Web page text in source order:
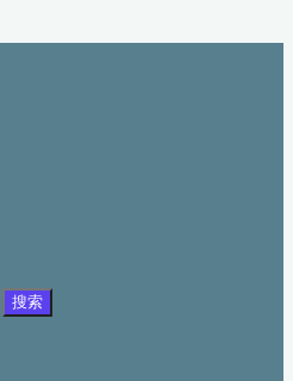
搜索